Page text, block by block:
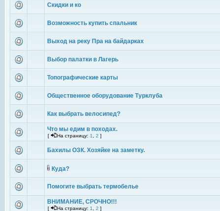
Скидки и ко
Возможность купить спальник
Выход на реку Пра на байдарках
Выбор палатки в Лагерь
Топографические карты
Общественное оборудование Турклуба
Как выбрать велосипед?
Что мы едим в походах.
[ На страницу: 1 2 ]
Бахилы ОЗК. Хозяйке на заметку.
Куда?
Помогите выбрать термобелье
ВНИМАНИЕ, СРОЧНО!!!
[ На страницу: 1 2 ]